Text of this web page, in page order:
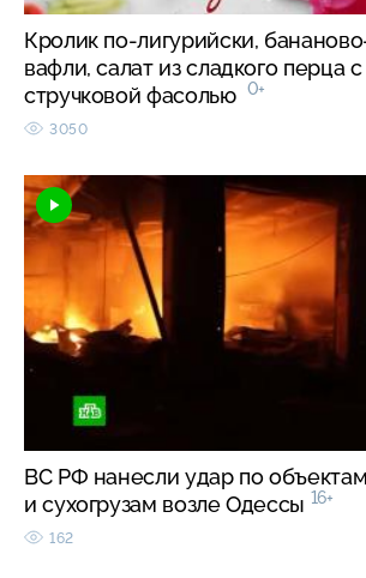
Кролик по-лигурийски,
вафли, салат из сладкого перца
стручковой фасолью 0+
3050
ВС РФ нанесли удар по
и сухогрузам возле Одессы 16+
162